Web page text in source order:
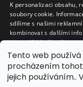
Tento web
procházením
jejich používáním..
K personalizaci obsahu,
soubory cookie.
sdílíme s našimi
kombinovat s dalšími
shromáždili při vašem
NEZBYTNĚ
VÝKONOVÉ